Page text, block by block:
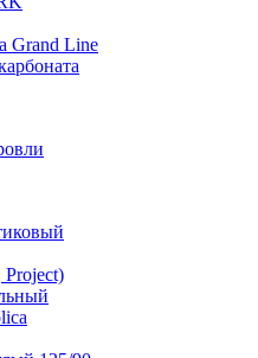
Grand Line